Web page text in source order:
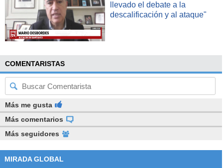
llevado el debate a la
descalificación y al ataque"
COMENTARISTAS
Más me gusta
Más comentarios
Más seguidores
MIRADA GLOBAL